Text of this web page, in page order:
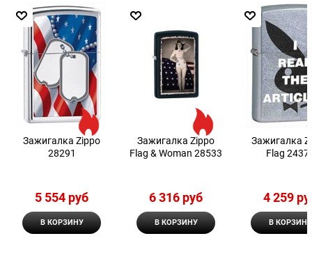
Зажигалка Zippo
28291
5 554 руб
В КОРЗИНУ
Зажигалка Zippo
Flag & Woman 28533
6 316 руб
В КОРЗИНУ
Зажигалка
Flag
4 259
В КОРЗИНУ